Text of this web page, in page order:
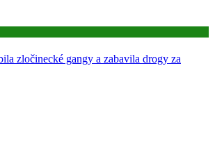
zločinecké gangy a zabavila drogy za